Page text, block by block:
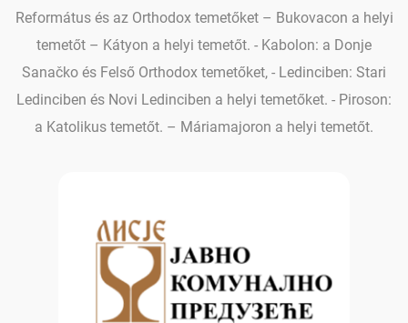
Református és az Orthodox temetőket – Bukovacon a helyi
temetőt – Kátyon a helyi temetőt. - Kabolon: a Donje
Sanačko és Felső Orthodox temetőket, - Ledinciben: Stari
Ledinciben és Novi Ledinciben a helyi temetőket. - Piroson:
a Katolikus temetőt. – Máriamajoron a helyi temetőt.